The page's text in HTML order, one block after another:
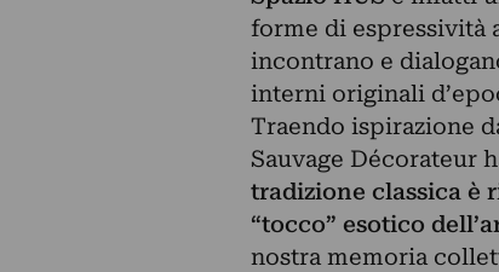
forme di espressività
incontrano e
interni originali
Traendo ispirazione
Sauvage Décorateur
tradizione classica è
“tocco” esotico
nostra memoria